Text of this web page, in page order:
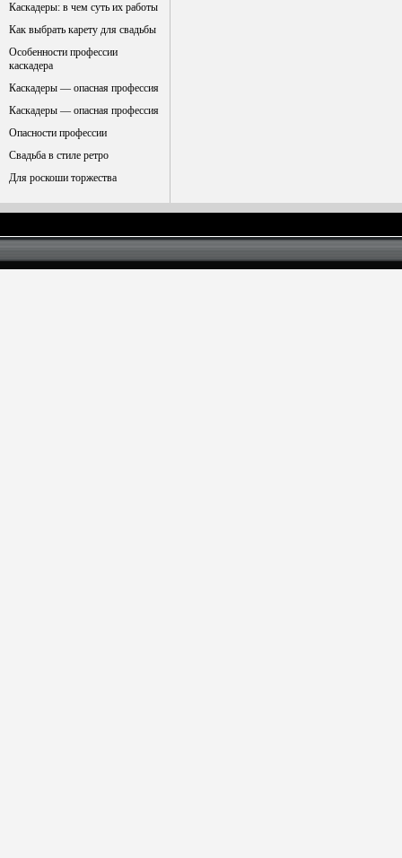
Каскадеры: в чем суть их работы
Как выбрать карету для свадьбы
Особенности профессии
каскадера
Каскадеры — опасная профессия
Каскадеры — опасная профессия
Опасности профессии
Свадьба в стиле ретро
Для роскоши торжества